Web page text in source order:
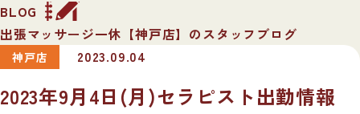
BLOG
出張マッサージ一休【神戸店】のスタッフブログ
神戸店 2023.09.04
2023年9月4日(月)セラピスト出勤情報